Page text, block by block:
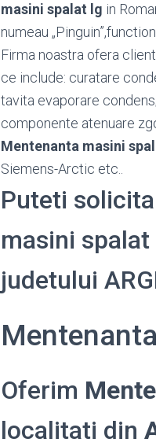
masini spalat lg in
numeau
Firma noastra ofera
ce include: curatare
tavita evaporare
componente atenuare
Mentenanta masini
Siemens-Arctic etc..
Puteti
masini
judetului
Oferim
localitati din